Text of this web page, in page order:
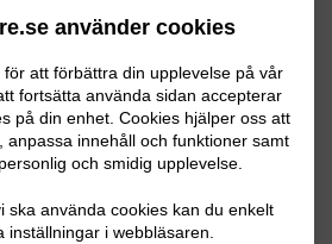
använder cookies
att förbättra din upplevelse på vår
fortsätta använda sidan accepterar
på din enhet. Cookies hjälper oss att
anpassa innehåll och funktioner samt
och smidig upplevelse.
ska använda cookies kan du enkelt
inställningar i webbläsaren.
ca 2 meter i diameter och
04.17.2024 18:23
Trädgårdsanläggning
för fiber anslutning in till